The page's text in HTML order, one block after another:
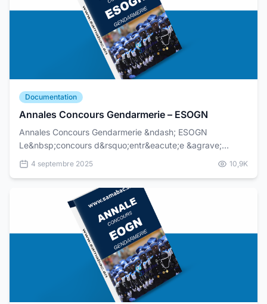
Documentation
Annales Concours Gendarmerie – ESOGN
Annales Concours Gendarmerie &ndash; ESOGN
Le&nbsp;concours d&rsquo;entr&eacute;e &agrave;
l&rsquo;&Eacute;cole des Sous-Officiers de la
Gendarmerie Nationale...
4 septembre 2025 10,9K